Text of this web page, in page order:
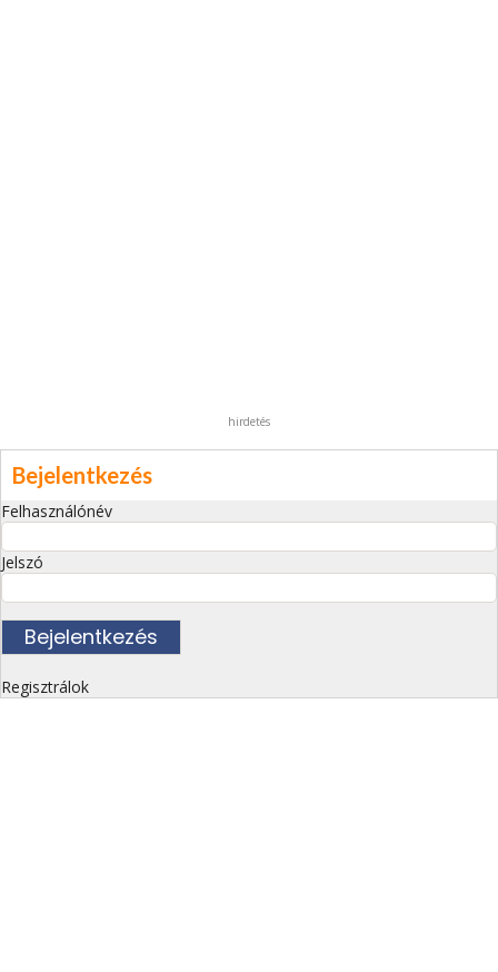
hirdetés
Bejelentkezés
Felhasználónév
Jelszó
Regisztrálok